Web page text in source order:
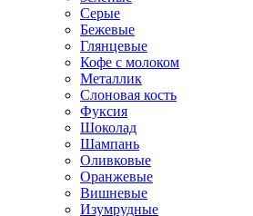
Серые
Бежевые
Глянцевые
Кофе с молоком
Металлик
Слоновая кость
Фуксия
Шоколад
Шампань
Оливковые
Оранжевые
Вишневые
Изумрудные